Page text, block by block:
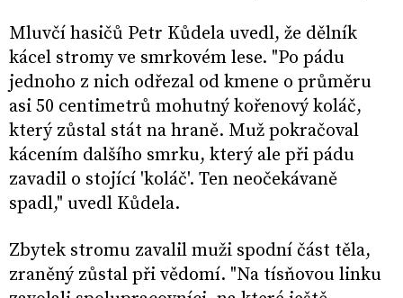
Mluvčí hasičů Petr Kůdela uvedl, že dělník
kácel stromy ve smrkovém lese. "Po pádu
jednoho z nich odřezal od kmene o průměru
asi 50 centimetrů mohutný kořenový koláč,
který zůstal stát na hraně. Muž pokračoval
kácením dalšího smrku, který ale při pádu
zavadil o stojící 'koláč'. Ten neočekávaně
spadl," uvedl Kůdela.
Zbytek stromu zavalil muži spodní část těla,
zraněný zůstal při vědomí. "Na tísňovou linku